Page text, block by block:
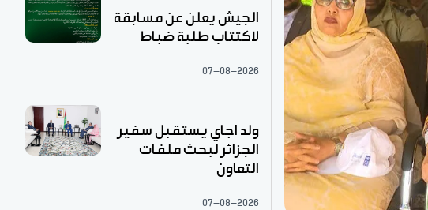
الجيش يعلن عن مسابقة
لاكتتاب طلبة ضباط
07-08-2026
ولد اجاي يستقبل سفير
الجزائر لبحث ملفات
التعاون
07-08-2026